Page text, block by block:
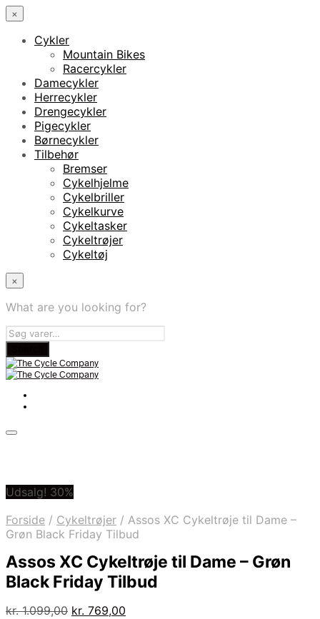
×
Cykler
Mountain Bikes
Racercykler
Damecykler
Herrecykler
Drengecykler
Pigecykler
Børnecykler
Tilbehør
Bremser
Cykelhjelme
Cykelbriller
Cykelkurve
Cykeltasker
Cykeltrøjer
Cykeltøj
×
What are you looking for?
Udsalg! 30%
Forside / Cykeltrøjer / Assos XC Cykeltrøje til Dame –
Grøn Black Friday Tilbud
Assos XC Cykeltrøje til Dame – Grøn
Black Friday Tilbud
kr.1.099,00 Den
kr. 769,00